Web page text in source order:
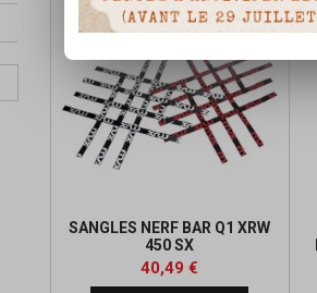
SANGLES NERF BAR Q1 XRW
450 SX
Prix
40,49 €